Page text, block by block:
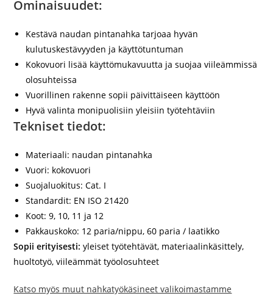
Ominaisuudet:
Kestävä naudan pintanahka tarjoaa hyvän
kulutuskestävyyden ja käyttötuntuman
Kokovuori lisää käyttömukavuutta ja suojaa viileämmissä
olosuhteissa
Vuorillinen rakenne sopii päivittäiseen käyttöön
Hyvä valinta monipuolisiin yleisiin työtehtäviin
Tekniset tiedot:
Materiaali: naudan pintanahka
Vuori: kokovuori
Suojaluokitus: Cat. I
Standardit: EN ISO 21420
Koot: 9, 10, 11 ja 12
Pakkauskoko: 12 paria/nippu, 60 paria / laatikko
Sopii erityisesti: yleiset työtehtävät, materiaalinkäsittely,
huoltotyö, viileämmät työolosuhteet
Katso myös muut nahkatyökäsineet valikoimastamme